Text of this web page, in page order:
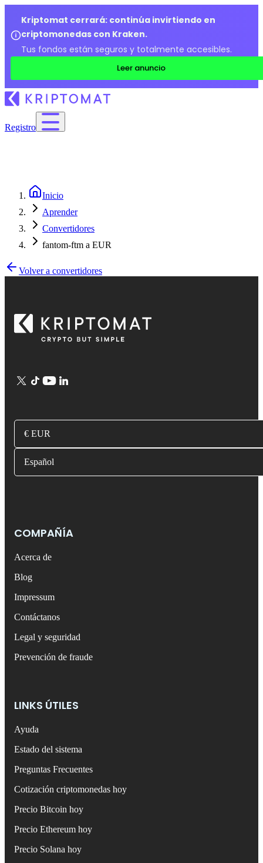
Kriptomat cerrará: continúa invirtiendo en
criptomonedas con Kraken.
Tus fondos están seguros y totalmente accesibles.
Leer anuncio
Registro
Inicio
Aprender
Convertidores
fantom-ftm a EUR
Volver a convertidores
€ EUR
Español
COMPAÑÍA
Acerca de
Blog
Impressum
Contáctanos
Legal y seguridad
Prevención de fraude
LINKS ÚTILES
Ayuda
Estado del sistema
Preguntas Frecuentes
Cotización criptomonedas hoy
Precio Bitcoin hoy
Precio Ethereum hoy
Precio Solana hoy